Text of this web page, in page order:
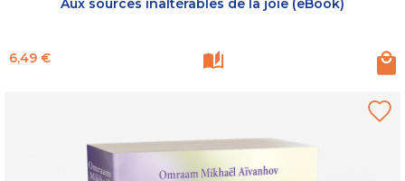
Aux sources inaltérables de la joie (eBook)
Prix
6,49 €